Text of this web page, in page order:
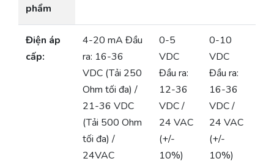
phẩm
Điện áp
cấp:
4-20 mA Đầu
ra: 16-36
VDC (Tải 250
Ohm tối đa) /
21-36 VDC
(Tải 500 Ohm
tối đa) /
24VAC
0-5
VDC
Đầu ra:
12-36
VDC /
24 VAC
(+/-
10%)
0-10
VDC
Đầu ra:
16-36
VDC /
24 VAC
(+/-
10%)